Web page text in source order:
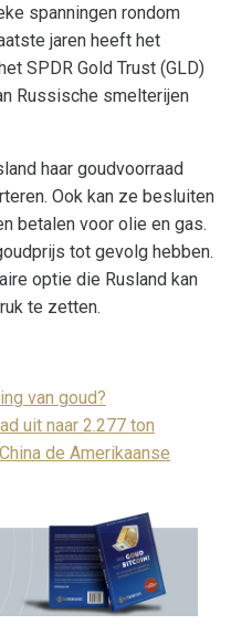
spanningen rondom
jaren heeft het
SPDR Gold Trust (GLD)
Russische smelterijen
haar goudvoorraad
Ook kan ze besluiten
betalen voor olie en gas.
tot gevolg hebben.
optie die Rusland kan
te zetten.
van goud?
uit naar 2.277 ton
de Amerikaanse